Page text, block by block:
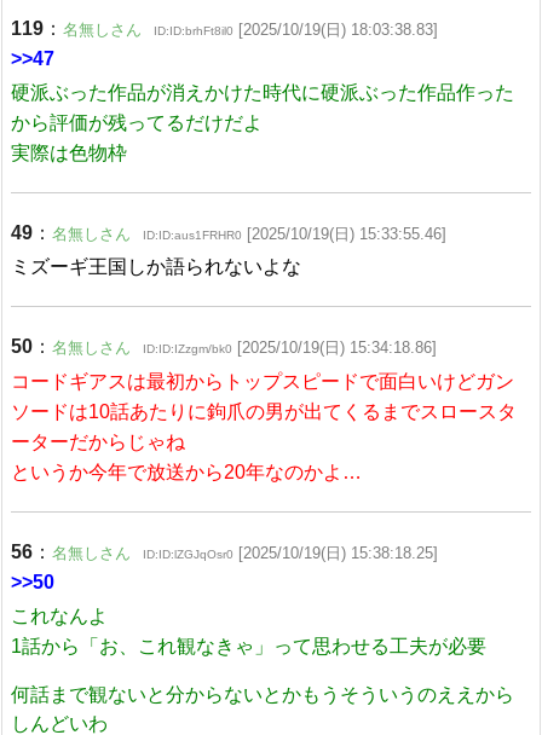
119 ： 名無しさん ID:ID:brhFt8il0 [2025/10/19(日) 18:03:38.83]
>>47
硬派ぶった作品が消えかけた時代に硬派ぶった作品作った
から評価が残ってるだけだよ
実際は色物枠
49 ： 名無しさん ID:ID:aus1FRHR0 [2025/10/19(日) 15:33:55.46]
ミズーギ王国しか語られないよな
50 ： 名無しさん ID:ID:IZzgm/bk0 [2025/10/19(日) 15:34:18.86]
コードギアスは最初からトップスピードで面白いけどガン
ソードは10話あたりに鉤爪の男が出てくるまでスロースタ
ーターだからじゃね
というか今年で放送から20年なのかよ…
56 ： 名無しさん ID:ID:lZGJqOsr0 [2025/10/19(日) 15:38:18.25]
>>50
これなんよ
1話から「お、これ観なきゃ」って思わせる工夫が必要
何話まで観ないと分からないとかもうそういうのええから
しんどいわ